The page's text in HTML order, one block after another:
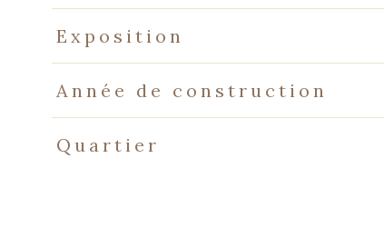
Exposition
Année de construction
Quartier